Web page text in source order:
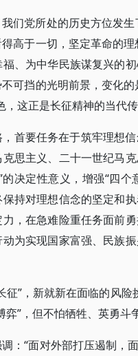
们党所处的历史方位发
高于一切，坚定革命的
、为中华民族谋复兴的
可挡的光明前景，变化
这正是长征精神的当代传
首要任务在于筑牢理想
思主义、二十一世纪马
决定性意义，增强“四
持对理想信念的坚定和
，在急难险重任务面前
为实现国家富强、民族
征”，新就新在面临的风
弈”，但不怕牺牲、英勇斗
：“面对外部打压遏制，